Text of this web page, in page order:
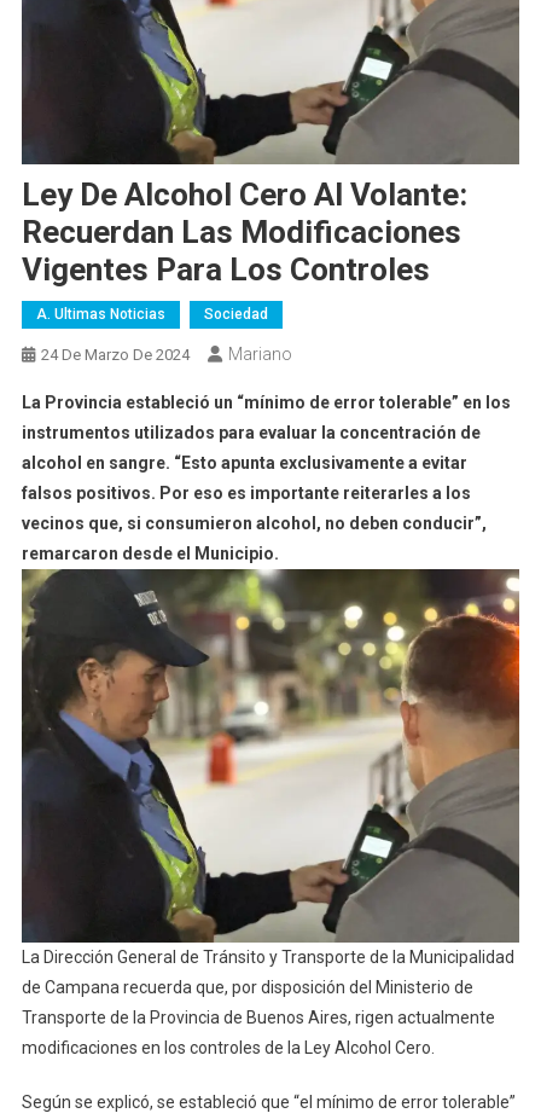
Ley De Alcohol Cero Al Volante:
Recuerdan Las Modificaciones
Vigentes Para Los Controles
A. Ultimas Noticias Sociedad
24 De Marzo De 2024 Mariano
La Provincia estableció un “mínimo de error tolerable” en los
instrumentos utilizados para evaluar la concentración de
alcohol en sangre. “Esto apunta exclusivamente a evitar
falsos positivos. Por eso es importante reiterarles a los
vecinos que, si consumieron alcohol, no deben conducir”,
remarcaron desde el Municipio.
La Dirección General de Tránsito y Transporte de la Municipalidad
de Campana recuerda que, por disposición del Ministerio de
Transporte de la Provincia de Buenos Aires, rigen actualmente
modificaciones en los controles de la Ley Alcohol Cero.
Según se explicó, se estableció que “el mínimo de error tolerable”